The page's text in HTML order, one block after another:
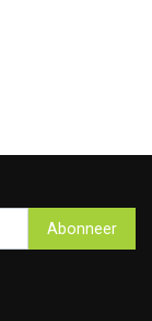
Abonneer